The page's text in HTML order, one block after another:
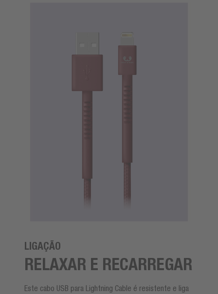
LIGAÇÃO
RELAXAR E RECARREGAR
Este cabo USB para Lightning Cable é resistente e liga